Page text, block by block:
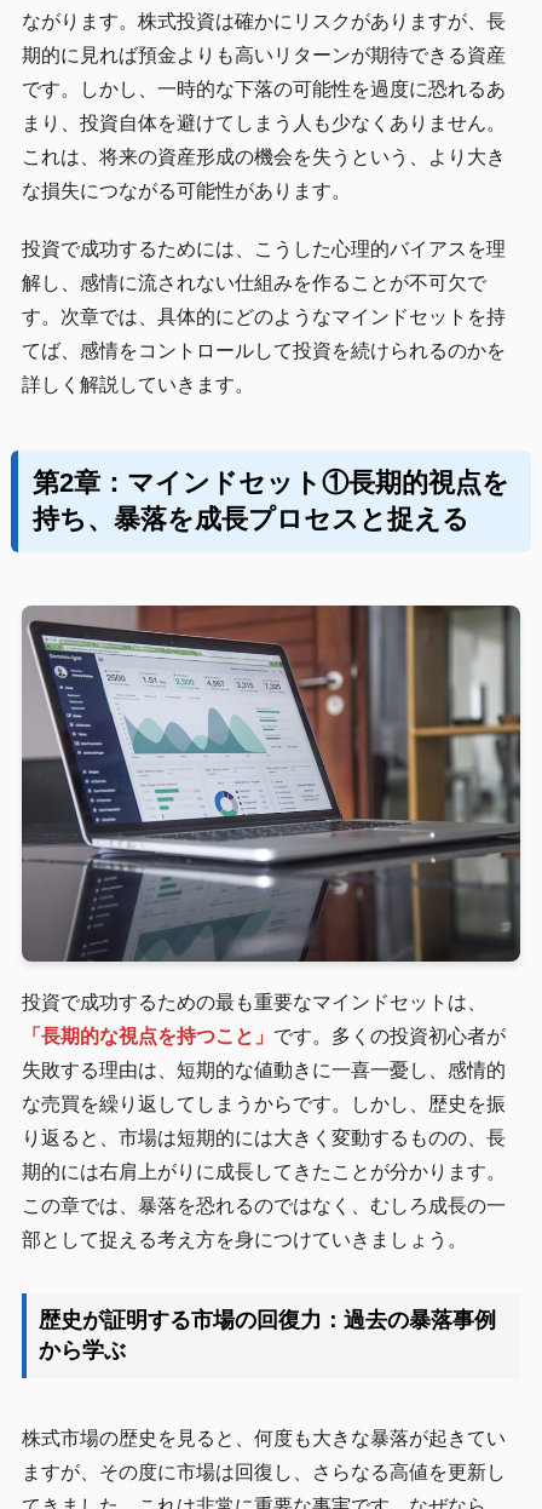
ながります。株式投資は確かにリスクがありますが、長
期的に見れば預金よりも高いリターンが期待できる資産
です。しかし、一時的な下落の可能性を過度に恐れるあ
まり、投資自体を避けてしまう人も少なくありません。
これは、将来の資産形成の機会を失うという、より大き
な損失につながる可能性があります。
投資で成功するためには、こうした心理的バイアスを理
解し、感情に流されない仕組みを作ることが不可欠で
す。次章では、具体的にどのようなマインドセットを持
てば、感情をコントロールして投資を続けられるのかを
詳しく解説していきます。
第2章：マインドセット①長期的視点を
持ち、暴落を成長プロセスと捉える
投資で成功するための最も重要なマインドセットは、
「長期的な視点を持つこと」 です。多くの投資初心者が
失敗する理由は、短期的な値動きに一喜一憂し、感情的
な売買を繰り返してしまうからです。しかし、歴史を振
り返ると、市場は短期的には大きく変動するものの、長
期的には右肩上がりに成長してきたことが分かります。
この章では、暴落を恐れるのではなく、むしろ成長の一
部として捉える考え方を身につけていきましょう。
歴史が証明する市場の回復力：過去の暴落事例
から学ぶ
株式市場の歴史を見ると、何度も大きな暴落が起きてい
ますが、その度に市場は回復し、さらなる高値を更新し